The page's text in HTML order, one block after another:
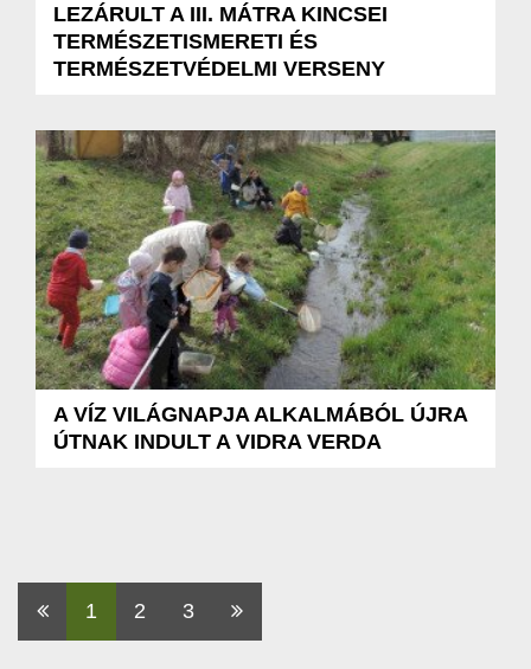
LEZÁRULT A III. MÁTRA KINCSEI
TERMÉSZETISMERETI ÉS
TERMÉSZETVÉDELMI VERSENY
A VÍZ VILÁGNAPJA ALKALMÁBÓL ÚJRA
ÚTNAK INDULT A VIDRA VERDA
Első 1 2 3
Utolsó